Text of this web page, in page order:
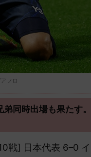
フロ
同時出場も果たす
戦] 日本代表 6–0